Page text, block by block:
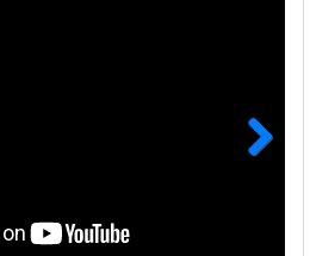
toán không dùng tiền mặt các
năm học 2023-2024 và các năm